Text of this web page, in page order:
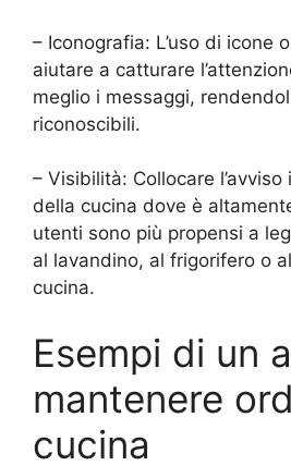
– Iconografia: L’uso di icone
aiutare a catturare
meglio i messaggi,
riconoscibili.
– Visibilità: Collocare
della cucina dove è
utenti sono più propensi a
al lavandino, al frigorifero o
cucina.
Esempi di un
mantenere
cucina